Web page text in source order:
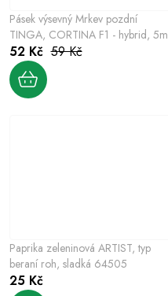
Pásek výsevný Mrkev pozdní
TINGA, CORTINA F1 - hybrid, 5m
52 Kč 59 Kč
Paprika zeleninová ARTIST, typ
beraní roh, sladká 64505
25 Kč